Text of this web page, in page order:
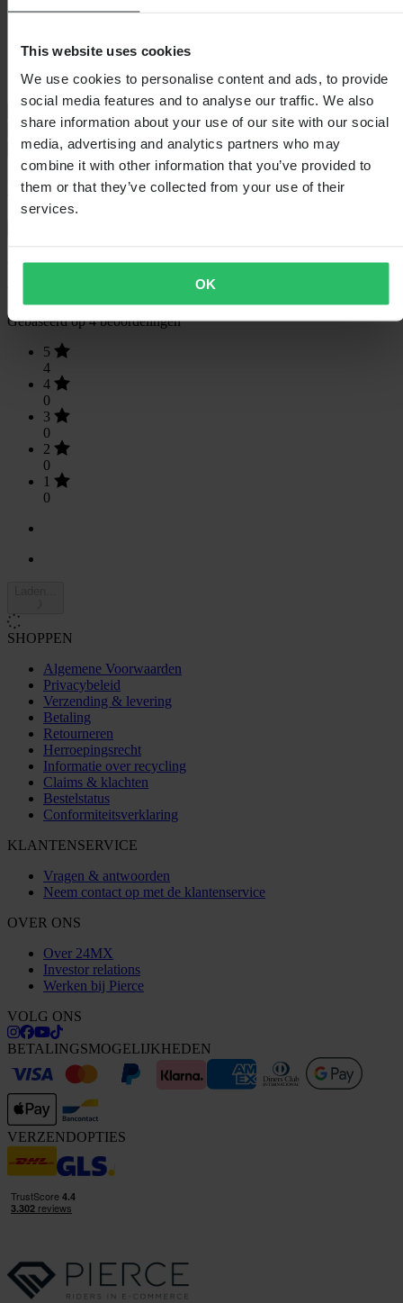
This website uses cookies
We use cookies to personalise content and ads, to provide
social media features and to analyse our traffic. We also
share information about your use of our site with our social
media, advertising and analytics partners who may
combine it with other information that you’ve provided to
them or that they’ve collected from your use of their
services.
OK
Verpakkingsgewicht
Hoogte Verpakking60
Verpakkingsbreedte125
Verzending & retouren
Veiligheidsinformatie
Klantenbeoordelingen (4)
van de 5
Gebaseerd op 4 beoordelingen
5
4
4
0
3
0
2
0
1
0
SHOPPEN
Algemene Voorwaarden
Privacybeleid
Verzending & levering
Betaling
Retourneren
Herroepingsrecht
Informatie over recycling
Claims & klachten
Bestelstatus
Conformiteitsverklaring
KLANTENSERVICE
Vragen & antwoorden
Neem contact op met de klantenservice
OVER ONS
Over 24MX
Investor relations
Werken bij Pierce
VOLG ONS
BETALINGSMOGELIJKHEDEN
VERZENDOPTIES